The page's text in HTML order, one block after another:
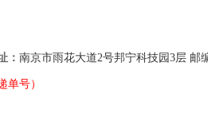
：南京市雨花大道2号邦宁科技园3层 邮
单号）